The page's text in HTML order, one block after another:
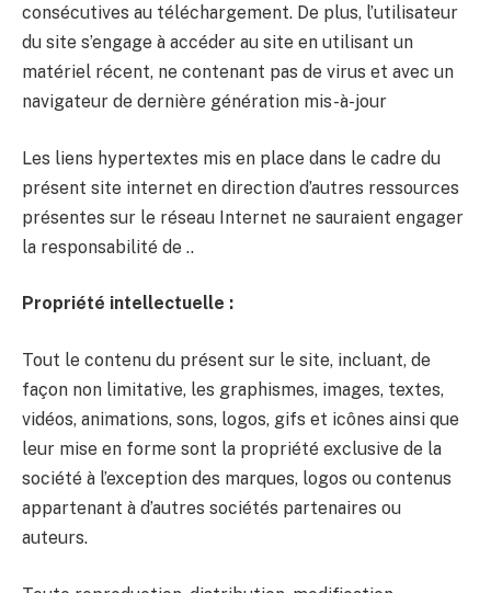
consécutives au téléchargement. De plus, l’utilisateur
du site s’engage à accéder au site en utilisant un
matériel récent, ne contenant pas de virus et avec un
navigateur de dernière génération mis-à-jour
Les liens hypertextes mis en place dans le cadre du
présent site internet en direction d’autres ressources
présentes sur le réseau Internet ne sauraient engager
la responsabilité de ..
Propriété intellectuelle :
Tout le contenu du présent sur le site, incluant, de
façon non limitative, les graphismes, images, textes,
vidéos, animations, sons, logos, gifs et icônes ainsi que
leur mise en forme sont la propriété exclusive de la
société à l’exception des marques, logos ou contenus
appartenant à d’autres sociétés partenaires ou
auteurs.